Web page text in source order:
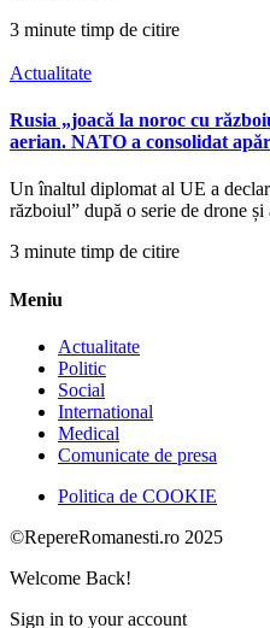
3 minute timp de citire
Actualitate
Rusia „joacă la noroc cu
aerian. NATO a consolidat
Un înaltul diplomat al UE a
războiul” după o serie de drone
3 minute timp de citire
Meniu
Actualitate
Politic
Social
International
Medical
Comunicate de presa
Politica de COOKIE
©RepereRomanesti.ro 2025
Welcome Back!
Sign in to your account